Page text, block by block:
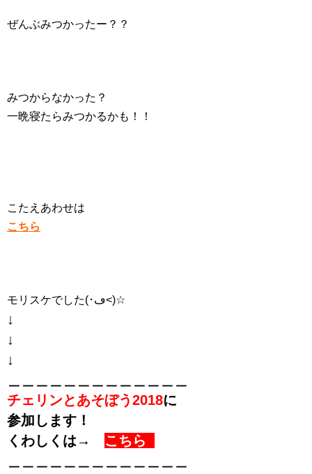
ぜんぶみつかったー？？
みつからなかった？
一晩寝たらみつかるかも！！
こたえあわせは
こちら
モリスケでした(･ڡ<)☆
↓
↓
↓
チェリンとあそぼう2018に
参加します！
くわしくは→
こちら